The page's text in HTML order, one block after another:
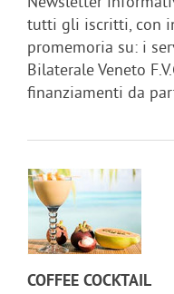
tutti gli iscritti, con
promemoria su: i
Bilaterale Veneto
finanziamenti da
COFFEE COCKTAIL